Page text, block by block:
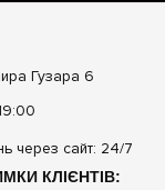
Гузара 6
через сайт: 24/7
КЛІЄНТІВ: